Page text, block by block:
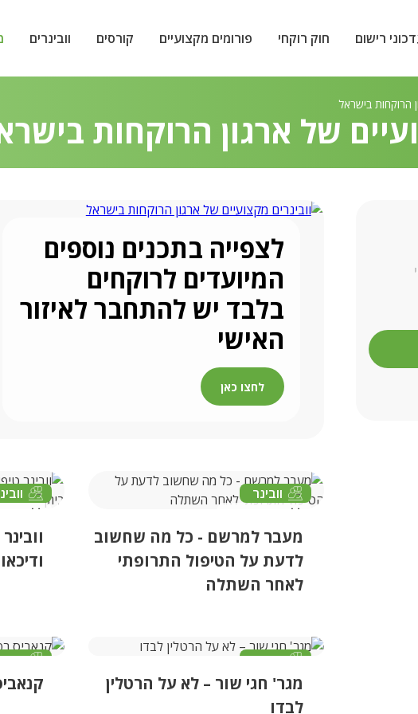
רישום חוק רוקחי פורומים מקצועיים קורסים וובינרים
הרוקחות בישראל
של ארגון הרוקחות
לצפייה בתכנים נוספים
המיועדים לרוקחים
בלבד יש להתחבר לאיזור
האישי
לחצו כאן
וובינר
מעבר למרשם - כל מה שחשוב
לדעת על הטיפול התרופתי
לאחר השתלה
וובינר
05/01/2023
מגר' חגי שור – לא על הרטלין
לבדו